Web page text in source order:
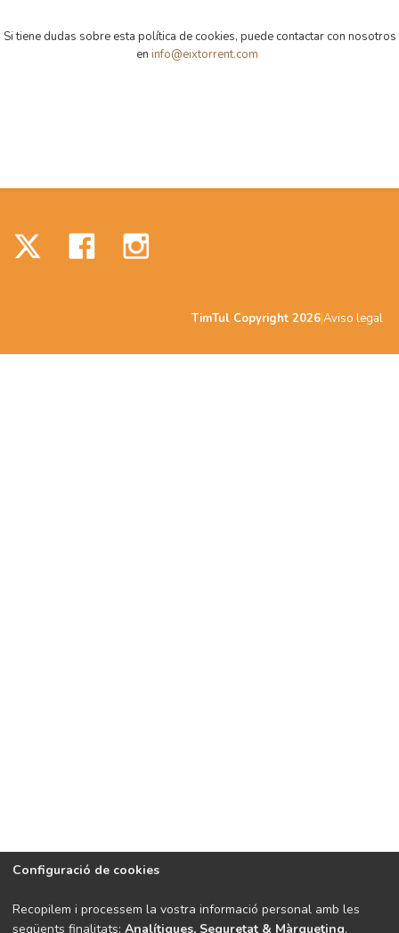
Si tiene dudas sobre esta política de cookies, puede contactar con nosotros
en info@eixtorrent.com
TimTul Copyright 2026|Aviso legal
Configuració de cookies
Recopilem i processem la vostra informació personal amb les
següents finalitats: Analítiques, Seguretat & Màrqueting.